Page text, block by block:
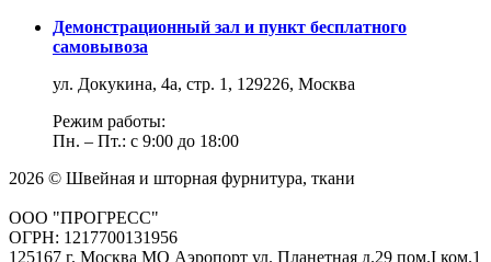
Демонстрационный зал и пункт бесплатного
самовывоза
ул. Докукина, 4а, стр. 1, 129226, Москва
Режим работы:
Пн. – Пт.: с 9:00 до 18:00
2026 © Швейная и шторная фурнитура, ткани
ООО "ПРОГРЕСС"
ОГРН: 1217700131956
125167 г. Москва МО Аэропорт ул. Планетная д.29 пом.I ком.1